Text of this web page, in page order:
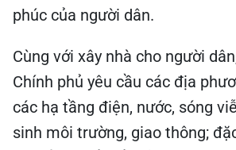
phúc của người dân.
Cùng với xây nhà cho người
Chính phủ yêu cầu các địa
các hạ tầng điện, nước, sóng
sinh môi trường, giao thông;